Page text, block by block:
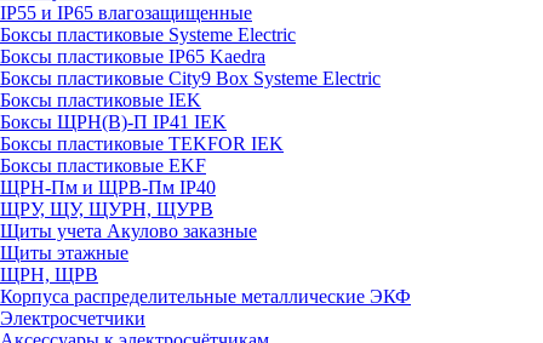
IP55 и IP65 влагозащищенные
Боксы пластиковые Systeme Electric
Боксы пластиковые IP65 Kaedra
Боксы пластиковые City9 Box Systeme Electric
Боксы пластиковые IEK
Боксы ЩРН(В)-П IP41 IEK
Боксы пластиковые TEKFOR IEK
Боксы пластиковые EKF
ЩРН-Пм и ЩРВ-Пм IP40
ЩРУ, ЩУ, ЩУРН, ЩУРВ
Щиты учета Акулово заказные
Щиты этажные
ЩРН, ЩРВ
Корпуса распределительные металлические ЭКФ
Электросчетчики